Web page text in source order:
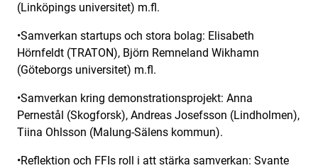
(Linköpings universitet) m.fl.
•Samverkan startups och stora bolag: Elisabeth
Hörnfeldt (TRATON), Björn Remneland Wikhamn
(Göteborgs universitet) m.fl.
•Samverkan kring demonstrationsprojekt: Anna
Pernestål (Skogforsk), Andreas Josefsson (Lindholmen),
Tiina Ohlsson (Malung-Sälens kommun).
•Reflektion och FFIs roll i att stärka samverkan: Svante